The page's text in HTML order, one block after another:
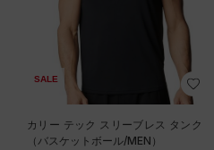
SALE
カリー テック スリーブレス タンク
（バスケットボール/MEN）